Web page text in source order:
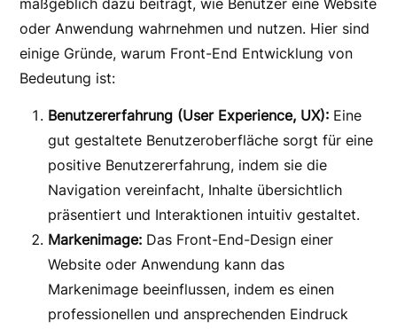
oder Anwendung wahrnehmen und nutzen. Hier sind
einige Gründe, warum Front-End Entwicklung von
Bedeutung ist:
Benutzererfahrung (User Experience, UX): Eine
gut gestaltete Benutzeroberfläche sorgt für eine
positive Benutzererfahrung, indem sie die
Navigation vereinfacht, Inhalte übersichtlich
präsentiert und Interaktionen intuitiv gestaltet.
Markenimage: Das Front-End-Design einer
Website oder Anwendung kann das
Markenimage beeinflussen, indem es einen
professionellen und ansprechenden Eindruck